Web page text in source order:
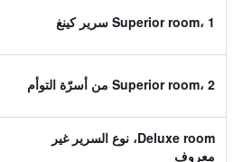
Superior room، 1 سرير كينغ
Superior room، 2 من أسرّة التوأم
Deluxe room، نوع السرير غير
معروف